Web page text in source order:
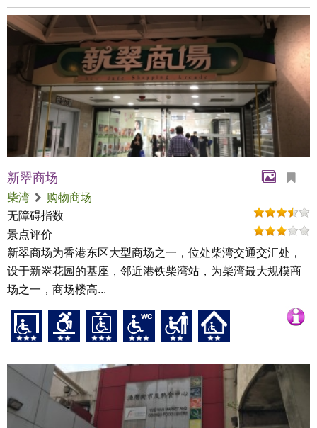
新翠商场
柴湾
购物商场
无障碍指数
景点评价
新翠商场为香港东区大型商场之一，位处柴湾交通交汇处，
设于新翠花园的基座，邻近港铁柴湾站，为柴湾最大规模商
场之一，商场楼高...